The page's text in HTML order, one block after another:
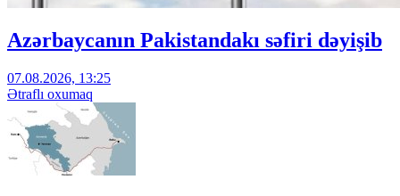
Azərbaycanın Pakistandakı səfiri dəyişib
07.08.2026, 13:25
Ətraflı oxumaq